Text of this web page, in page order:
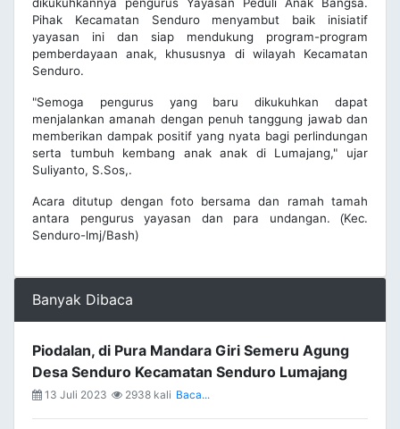
Pihak Kecamatan Senduro menyambut baik inisiatif
yayasan ini dan siap mendukung program-program
pemberdayaan anak, khususnya di wilayah Kecamatan
Senduro.
"Semoga pengurus yang baru dikukuhkan dapat
menjalankan amanah dengan penuh tanggung jawab dan
memberikan dampak positif yang nyata bagi perlindungan
serta tumbuh kembang anak anak di Lumajang," ujar
Suliyanto, S.Sos,.
Acara ditutup dengan foto bersama dan ramah tamah
antara pengurus yayasan dan para undangan. (Kec.
Senduro-lmj/Bash)
Banyak Dibaca
Piodalan, di Pura Mandara Giri Semeru Agung
Desa Senduro Kecamatan Senduro Lumajang
13 Juli 2023 2938 kali Baca...